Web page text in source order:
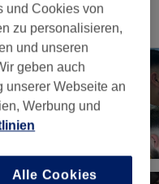
und Cookies von
zu personalisieren,
und unseren
geben auch
unserer Webseite an
Werbung und
Alle Cookies